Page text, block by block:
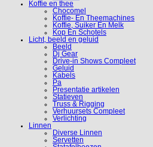
Koffie en thee
Chocomel
Koffie- En Theemachines
Koffie, Suiker En Melk
Kop En Schotels
Licht, beeld en geluid
Beeld
Dj Gear
Drive-in Shows Compleet
Geluid
Kabels
Pa
Presentatie artikelen
Statieven
Truss & Rigging
Verhuursets Compleet
Verlichting
Linnen
Diverse Linnen
Servetten